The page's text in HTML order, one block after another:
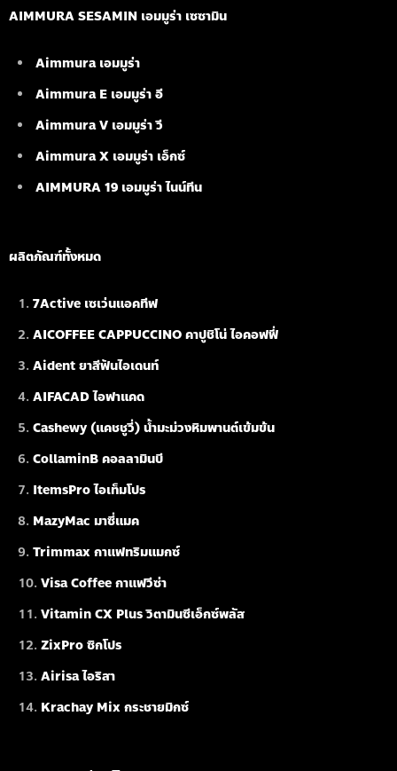
AIMMURA SESAMIN เอมมูร่า เซซามิน
Aimmura เอมมูร่า
Aimmura E เอมมูร่า อี
Aimmura V เอมมูร่า วี
Aimmura X เอมมูร่า เอ็กซ์
AIMMURA 19 เอมมูร่า ไนน์ทีน
ผลิตภัณฑ์ทั้งหมด
7Active เซเว่นแอคทีฟ
AICOFFEE CAPPUCCINO คาปูชิโน่ ไอคอฟฟี่
Aident ยาสีฟันไอเดนท์
AIFACAD ไอฟาแคด
Cashewy (แคชชูวี่) น้ำมะม่วงหิมพานต์เข้มข้น
CollaminB คอลลามินบี
ItemsPro ไอเท็มโปร
MazyMac มาซี่แมค
Trimmax กาแฟทริมแมกซ์
Visa Coffee กาแฟวีซ่า
Vitamin CX Plus วิตามินซีเอ็กซ์พลัส
ZixPro ซิกโปร
Airisa ไอริสา
Krachay Mix กระชายมิกซ์